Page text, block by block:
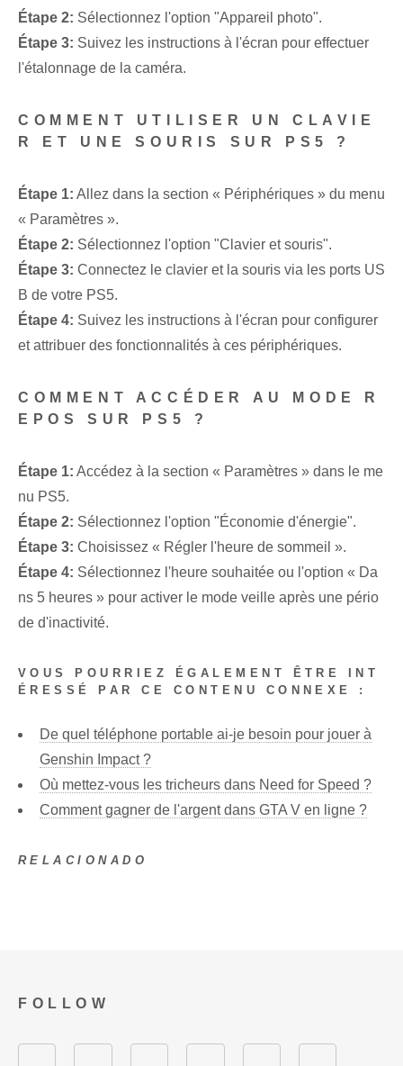
Étape 2: Sélectionnez l'option "Appareil photo".
Étape 3: Suivez les instructions à l'écran pour effectuer
l'étalonnage de la caméra.
COMMENT UTILISER UN CLAVIE
R ET UNE SOURIS SUR PS5 ?
Étape 1: Allez dans la section « Périphériques » du menu
« Paramètres ».
Étape 2: Sélectionnez l'option "Clavier et souris".
Étape 3: Connectez le clavier et la souris via les ports US
B de votre PS5.
Étape 4: Suivez les instructions à l'écran pour configurer
et attribuer des fonctionnalités à ces périphériques.
COMMENT ACCÉDER AU MODE R
EPOS SUR PS5 ?
Étape 1: Accédez à la section « Paramètres » dans le me
nu PS5.
Étape 2: Sélectionnez l'option "Économie d'énergie".
Étape 3: Choisissez « Régler l'heure de sommeil ».
Étape 4: Sélectionnez l'heure souhaitée ou l'option « Da
ns 5 heures » pour activer le mode veille après une pério
de d'inactivité.
VOUS POURRIEZ ÉGALEMENT ÊTRE INT
ÉRESSÉ PAR CE CONTENU CONNEXE :
De quel téléphone portable ai-je besoin pour jouer à
Genshin Impact ?
Où mettez-vous les tricheurs dans Need for Speed ​​?
Comment gagner de l'argent dans GTA V en ligne ?
RELACIONADO
FOLLOW